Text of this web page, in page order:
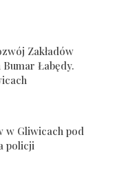
Zakładów
Łabędy.
w Gliwicach pod
policji